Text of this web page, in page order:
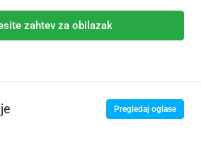
zahtev za obilazak
Pregledaj oglase